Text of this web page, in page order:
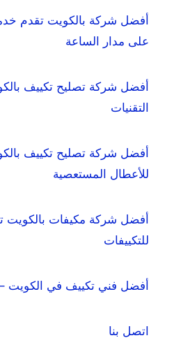
أفضل شركة بالكويت تقدم
على مدار الساعة
أفضل شركة تصليح تكييف
التقنيات
أفضل شركة تصليح تكييف
للأعطال المستعصية
أفضل شركة مكيفات بالكويت
للتكييفات
أفضل فني تكييف في الكويت
اتصل بنا